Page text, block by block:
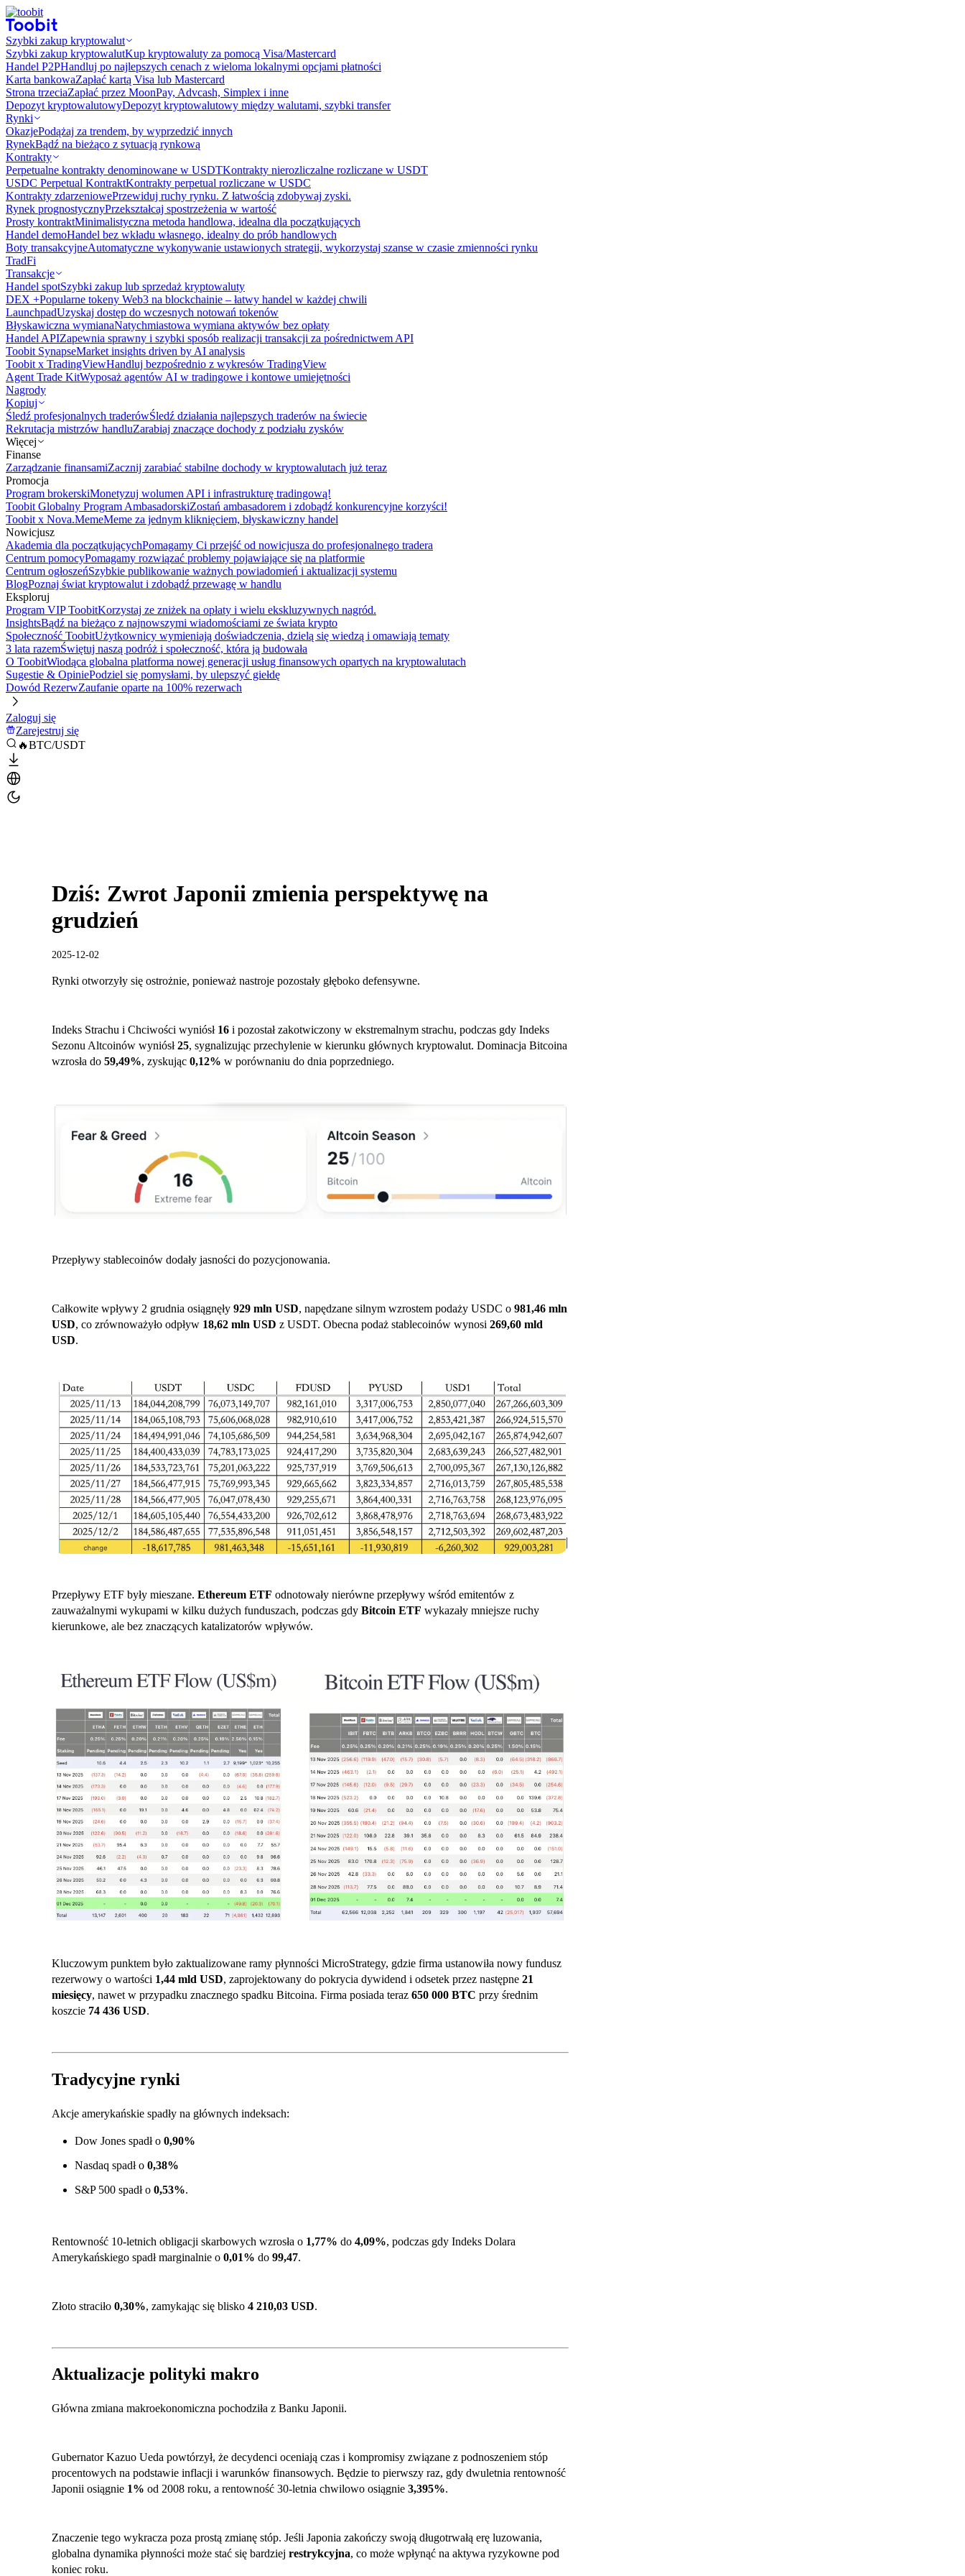
Szybki zakup kryptowalut
Szybki zakup kryptowalutKup kryptowaluty za pomocą Visa/Mastercard
Handel P2PHandluj po najlepszych cenach z wieloma lokalnymi opcjami płatności
Karta bankowaZapłać kartą Visa lub Mastercard
Strona trzeciaZapłać przez MoonPay, Advcash, Simplex i inne
Depozyt kryptowalutowyDepozyt kryptowalutowy między walutami, szybki transfer
Rynki
OkazjePodążaj za trendem, by wyprzedzić innych
RynekBądź na bieżąco z sytuacją rynkową
Kontrakty
Perpetualne kontrakty denominowane w USDTKontrakty nierozliczalne rozliczane w USDT
USDC Perpetual KontraktKontrakty perpetual rozliczane w USDC
Kontrakty zdarzeniowePrzewiduj ruchy rynku. Z łatwością zdobywaj zyski.
Rynek prognostyczny​​Przekształcaj spostrzeżenia w wartość
Prosty kontraktMinimalistyczna metoda handlowa, idealna dla początkujących
Handel demoHandel bez wkładu własnego, idealny do prób handlowych
Boty transakcyjneAutomatyczne wykonywanie ustawionych strategii, wykorzystaj szanse w czasie zmienności rynku
TradFi
Transakcje
Handel spotSzybki zakup lub sprzedaż kryptowaluty
DEX +Popularne tokeny Web3 na blockchainie – łatwy handel w każdej chwili
LaunchpadUzyskaj dostęp do wczesnych notowań tokenów
Błyskawiczna wymianaNatychmiastowa wymiana aktywów bez opłaty
Handel APIZapewnia sprawny i szybki sposób realizacji transakcji za pośrednictwem API
Toobit SynapseMarket insights driven by AI analysis
Toobit x TradingViewHandluj bezpośrednio z wykresów TradingView
Agent Trade KitWyposaż agentów AI w tradingowe i kontowe umiejętności
Nagrody
Kopiuj
Śledź profesjonalnych traderówŚledź działania najlepszych traderów na świecie
Rekrutacja mistrzów handluZarabiaj znaczące dochody z podziału zysków
Więcej
Finanse
Zarządzanie finansamiZacznij zarabiać stabilne dochody w kryptowalutach już teraz
Promocja
Program brokerskiMonetyzuj wolumen API i infrastrukturę tradingową!
Toobit Globalny Program AmbasadorskiZostań ambasadorem i zdobądź konkurencyjne korzyści!
Toobit x Nova.MemeMeme za jednym kliknięciem, błyskawiczny handel
Nowicjusz
Akademia dla początkującychPomagamy Ci przejść od nowicjusza do profesjonalnego tradera
Centrum pomocyPomagamy rozwiązać problemy pojawiające się na platformie
Centrum ogłoszeńSzybkie publikowanie ważnych powiadomień i aktualizacji systemu
BlogPoznaj świat kryptowalut i zdobądź przewagę w handlu
Eksploruj
Program VIP ToobitKorzystaj ze zniżek na opłaty i wielu ekskluzywnych nagród.
InsightsBądź na bieżąco z najnowszymi wiadomościami ze świata krypto
Społeczność ToobitUżytkownicy wymieniają doświadczenia, dzielą się wiedzą i omawiają tematy
3 lata razemŚwiętuj naszą podróż i społeczność, która ją budowała
O ToobitWiodąca globalna platforma nowej generacji usług finansowych opartych na kryptowalutach
Sugestie & OpiniePodziel się pomysłami, by ulepszyć giełdę
Dowód RezerwZaufanie oparte na 100% rezerwach
Zaloguj się
Zarejestruj się
🔥BTC/USDT
Dziś: Zwrot Japonii zmienia perspektywę na
grudzień
2025-12-02
Rynki otworzyły się ostrożnie, ponieważ nastroje pozostały głęboko defensywne.
Indeks Strachu i Chciwości wyniósł 16 i pozostał zakotwiczony w ekstremalnym strachu, podczas gdy Indeks
Sezonu Altcoinów wyniósł25, sygnalizując przechylenie w kierunku głównych kryptowalut. Dominacja Bitcoina
wzrosła do 59,49%, zyskując 0,12% w porównaniu do dnia poprzedniego.
Przepływy stablecoinów dodały jasności do pozycjonowania.
Całkowite wpływy 2 grudnia osiągnęły 929 mln USD, napędzane silnym wzrostem podaży USDC o 981,46 mln
USD, co zrównoważyło odpływ 18,62 mln USD z USDT. Obecna podaż stablecoinów wynosi 269,60 mld
USD.
Przepływy ETF były mieszane. Ethereum ETF odnotowały nierówne przepływy wśród emitentów z
zauważalnymi wykupami w kilku dużych funduszach, podczas gdy Bitcoin ETF wykazały mniejsze ruchy
kierunkowe, ale bez znaczących katalizatorów wpływów.
Kluczowym punktem było zaktualizowane ramy płynności MicroStrategy, gdzie firma ustanowiła nowy fundusz
rezerwowy o wartości 1,44 mld USD, zaprojektowany do pokrycia dywidend i odsetek przez następne 21
miesięcy, nawet w przypadku znacznego spadku Bitcoina. Firma posiada teraz 650 000 BTC przy średnim
koszcie 74 436 USD.
Tradycyjne rynki
Akcje amerykańskie spadły na głównych indeksach:
Dow Jones spadł o 0,90%
Nasdaq spadł o 0,38%
S&P 500 spadł o 0,53%.
Rentowność 10-letnich obligacji skarbowych wzrosła o 1,77% do 4,09%, podczas gdy Indeks Dolara
Amerykańskiego spadł marginalnie o 0,01% do 99,47.
Złoto straciło 0,30%, zamykając się blisko 4 210,03 USD.
Aktualizacje polityki makro
Główna zmiana makroekonomiczna pochodziła z Banku Japonii.
Gubernator Kazuo Ueda powtórzył, że decydenci oceniają czas i kompromisy związane z podnoszeniem stóp
procentowych na podstawie inflacji i warunków finansowych. Będzie to pierwszy raz, gdy dwuletnia rentowność
Japonii osiągnie 1% od 2008 roku, a rentowność 30-letnia chwilowo osiągnie 3,395%.
Znaczenie tego wykracza poza prostą zmianę stóp. Jeśli Japonia zakończy swoją długotrwałą erę luzowania,
globalna dynamika płynności może stać się bardziej restrykcyjna, co może wpłynąć na aktywa ryzykowne pod
koniec roku.